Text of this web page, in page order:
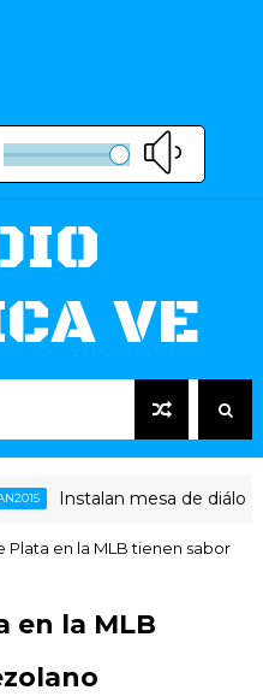
VE
Instalan mesa de diálogo
Plata en la MLB tienen sabor
en la MLB